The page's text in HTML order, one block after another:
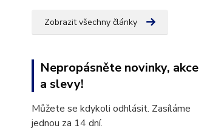
Zobrazit všechny články
Nepropásněte novinky, akce
a slevy!
Můžete se kdykoli odhlásit. Zasíláme
jednou za 14 dní.